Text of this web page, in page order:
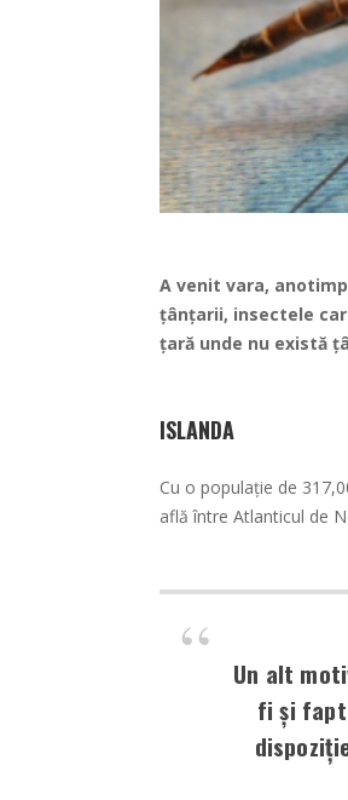
A venit vara,
țânțarii, insectele
țară unde nu există
ISLANDA
Cu o populație de
află între Atlanticul de
Un alt
fi și